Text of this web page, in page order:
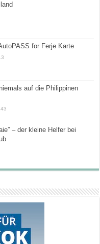
for Ferje Karte
auf die Philippinen
– der kleine Helfer bei